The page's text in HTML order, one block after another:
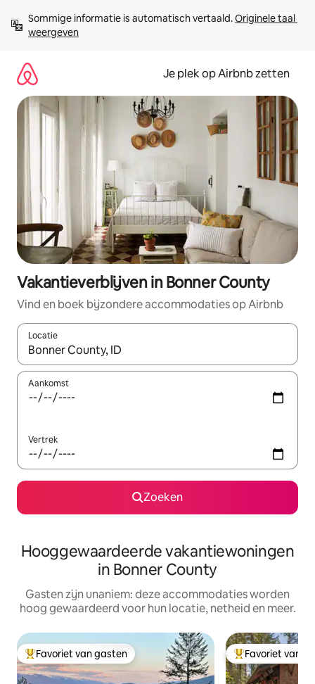
direct
naar
Sommige informatie is automatisch vertaald. Originele taal
weergeven
Je plek op Airbnb zetten
Vakantieverblijven in Bonner County
Vind en boek bijzondere accommodaties op Airbnb
Locatie
Wanneer er resultaten beschikbaar zijn, maak je een keuze
Aankomst
Vertrek
Zoeken
Hooggewaardeerde vakantiewoningen
in Bonner County
Gasten zijn unaniem: deze accommodaties worden
hoog gewaardeerd voor hun locatie, netheid en meer.
Topfavoriet van gasten
Favoriet van gasten Topfavoriet van
Favoriet van